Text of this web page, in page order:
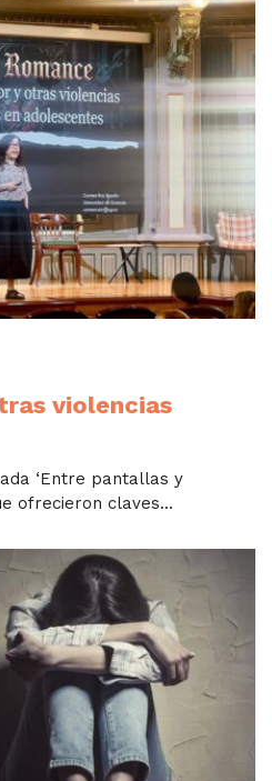
violencias
‘Entre pantallas y
ofrecieron claves...